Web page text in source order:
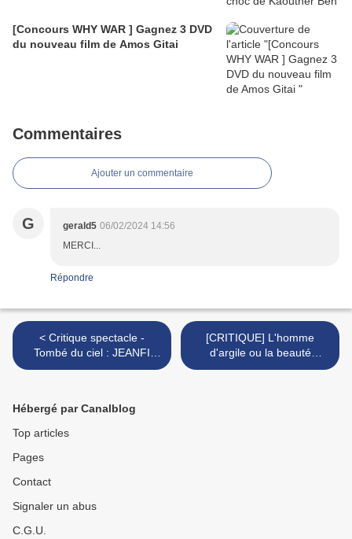
[Concours WHY WAR ] Gagnez 3 DVD
du nouveau film de Amos Gitai
Commentaires
Ajouter un commentaire
G gerald5 06/02/2024 14:56
MERCI...
Répondre
< Critique spectacle -
Tombé du ciel : JEANFI
JANSSENS outré mais
[CRITIQUE] L'homme
d'argile ou la beauté
cachée du laid, du laid, du
Hébergé par Canalblog
Top articles
Pages
Contact
Signaler un abus
C.G.U.